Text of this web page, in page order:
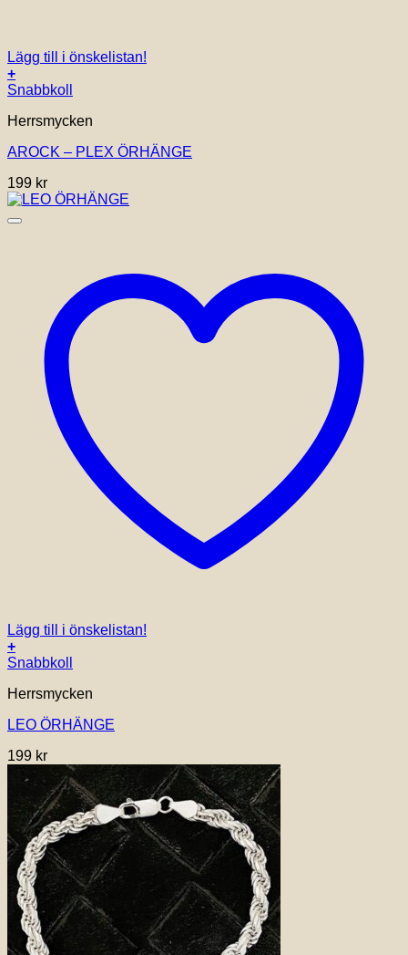
Lägg till i önskelistan!
+
Snabbkoll
Herrsmycken
AROCK – PLEX ÖRHÄNGE
199 kr
Lägg till i önskelistan!
+
Snabbkoll
Herrsmycken
LEO ÖRHÄNGE
199 kr